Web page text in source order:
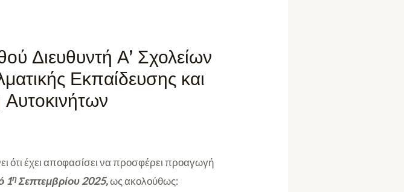
Διευθυντή Α’ Σχολείων
Εκπαίδευσης και
Αυτοκινήτων
ότι έχει αποφασίσει να προσφέρει προαγωγή
1ηΣεπτεμβρίου 2025,ως ακολούθως: